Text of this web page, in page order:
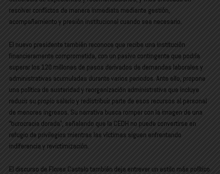
resolver conflictos de manera inmediata mediante gestión,
acompañamiento y presión institucional cuando sea necesario.
El nuevo presidente también reconoce que recibe una institución
financieramente comprometida, con un pasivo contingente que podría
superar los 120 millones de pesos derivados de demandas laborales y
administrativas acumuladas durante varios periodos. Ante ello, propone
una política de austeridad y reorganización administrativa que incluye
reducir su propio salario y redistribuir parte de esos recursos al personal
de menores ingresos. Su narrativa busca romper con la imagen de una
“burocracia dorada”, señalando que la CEDH no puede convertirse en
refugio de privilegios mientras las víctimas siguen enfrentando
indiferencia y revictimización.
El discurso de Flores Castelo también deja entrever un estilo más político